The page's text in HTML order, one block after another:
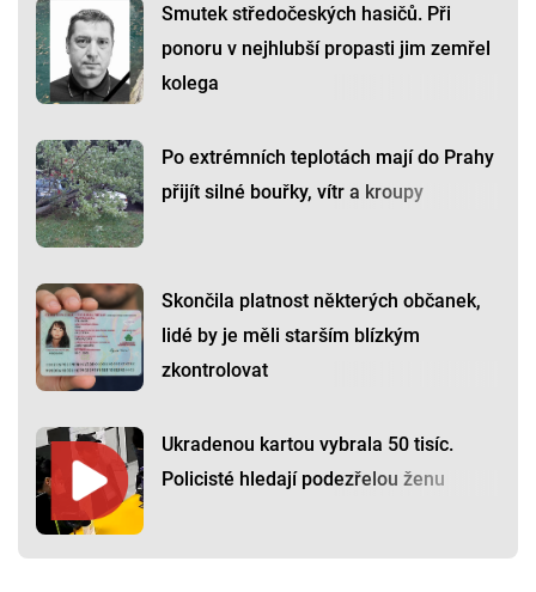
Smutek středočeských hasičů. Při
ponoru v nejhlubší propasti jim zemřel
kolega
Po extrémních teplotách mají do Prahy
přijít silné bouřky, vítr a kroupy
Skončila platnost některých občanek,
lidé by je měli starším blízkým
zkontrolovat
Ukradenou kartou vybrala 50 tisíc.
Policisté hledají podezřelou ženu